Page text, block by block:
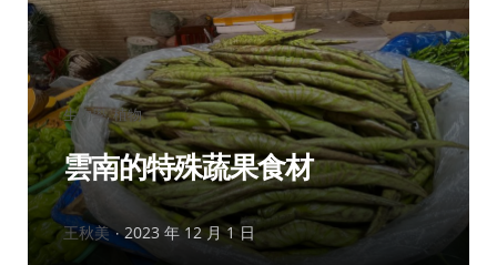
分
類：
生物學 植物
雲南的特殊蔬果食材
作
王秋美 2023 年 12 月 1 日